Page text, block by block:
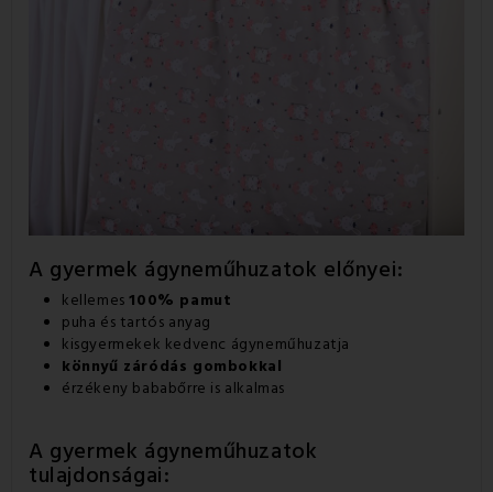
A gyermek ágyneműhuzatok előnyei:
kellemes100% pamut
puha és tartós anyag
kisgyermekek kedvenc ágyneműhuzatja
könnyű záródás gombokkal
érzékeny bababőrre is alkalmas
A gyermek ágyneműhuzatok
tulajdonságai: